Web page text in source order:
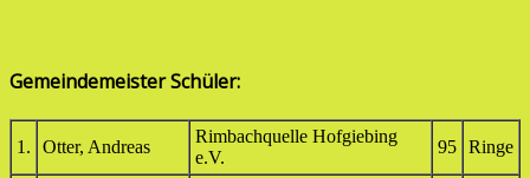
Gemeindemeister Schüler:
1. Otter, Andreas
Rimbachquelle Hofgiebing
e.V.
95 Ringe